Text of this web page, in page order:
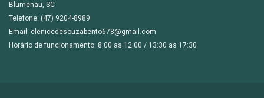
Blumenau, SC
Telefone: (47) 9204-8989
Email: elenicedesouzabento678@gmail.com
Horário de funcionamento: 8:00 as 12:00 / 13:30 as 17:30